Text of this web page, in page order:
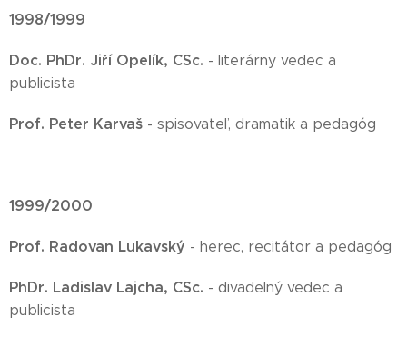
1998/1999
Doc. PhDr. Jiří Opelík, CSc. - literárny vedec a
publicista
Prof. Peter Karvaš - spisovateľ, dramatik a pedagóg
1999/2000
Prof. Radovan Lukavský - herec, recitátor a pedagóg
PhDr. Ladislav Lajcha, CSc. - divadelný vedec a
publicista